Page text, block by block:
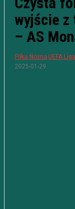
wyjście z
– AS
Piłka Nożna UEFA
2025-01-29